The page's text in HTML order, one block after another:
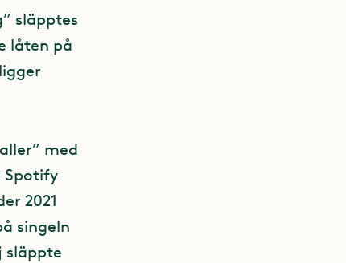
släpptes
låten på
med
Spotify
2021
singeln
släppte